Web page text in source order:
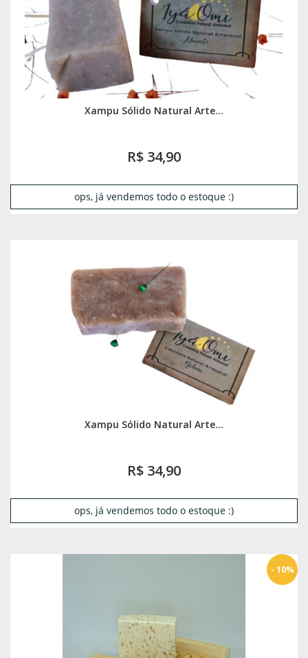
Xampu Sólido Natural Arte...
R$ 34,90
ops, já vendemos todo o estoque :)
Xampu Sólido Natural Arte...
R$ 34,90
ops, já vendemos todo o estoque :)
- 10%